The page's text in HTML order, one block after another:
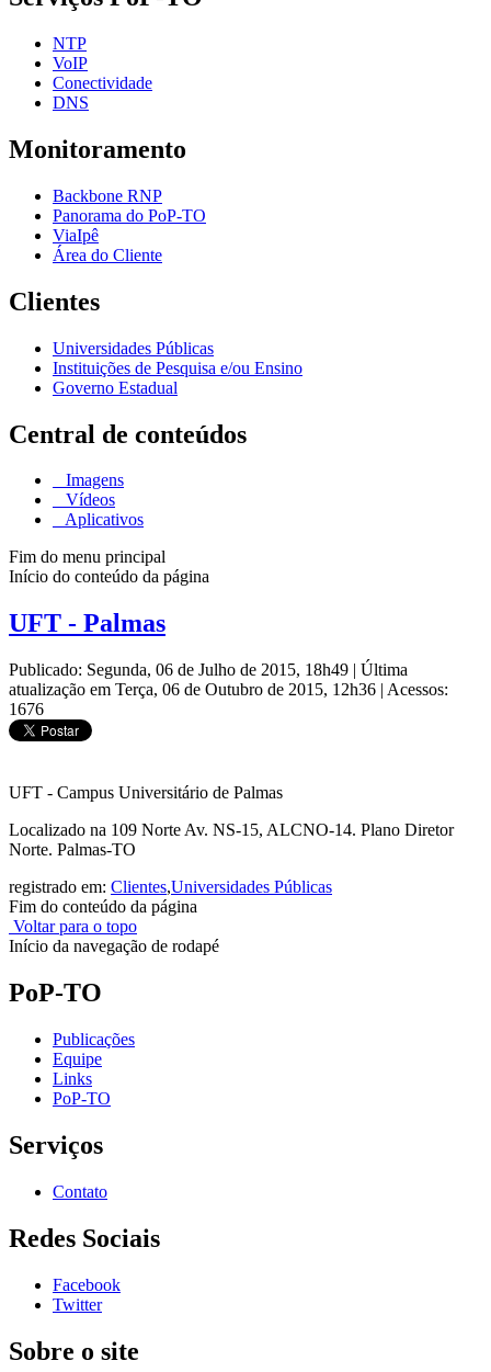
NTP
VoIP
Conectividade
DNS
Monitoramento
Backbone RNP
Panorama do PoP-TO
ViaIpê
Área do Cliente
Clientes
Universidades Públicas
Instituições de Pesquisa e/ou Ensino
Governo Estadual
Central de conteúdos
Imagens
Vídeos
Aplicativos
Fim do menu principal
Início do conteúdo da página
UFT - Palmas
Publicado: Segunda, 06 de Julho de 2015, 18h49 | Última
atualização em Terça, 06 de Outubro de 2015, 12h36 | Acessos:
1676
UFT - Campus Universitário de Palmas
Localizado na 109 Norte Av. NS-15, ALCNO-14. Plano Diretor
Norte. Palmas-TO
registrado em: Clientes,Universidades Públicas
Fim do conteúdo da página
Voltar para o topo
Início da navegação de rodapé
PoP-TO
Publicações
Equipe
Links
PoP-TO
Serviços
Contato
Redes Sociais
Facebook
Twitter
Sobre o site